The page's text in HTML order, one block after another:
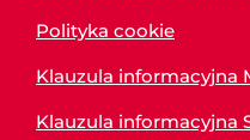
Polityka cookie
Klauzula informacyjna
Klauzula informacyjna